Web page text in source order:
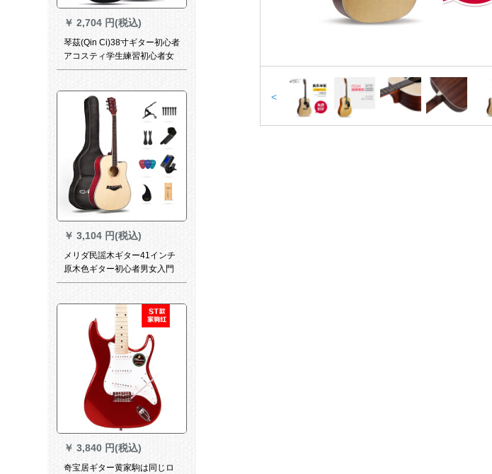
￥ 2,704 円(税込)
琴茲(Qin Ci)38寸ギター初心者
アコスティ学生練習初心者女
子学生木吉グラデーションブ
￥ 3,104 円(税込)
メリダ民謡木ギター41インチ
原木色ギター初心者男女入門
楽器
￥ 3,840 円(税込)
奇宝居ギター黄家駒は同じロ
<